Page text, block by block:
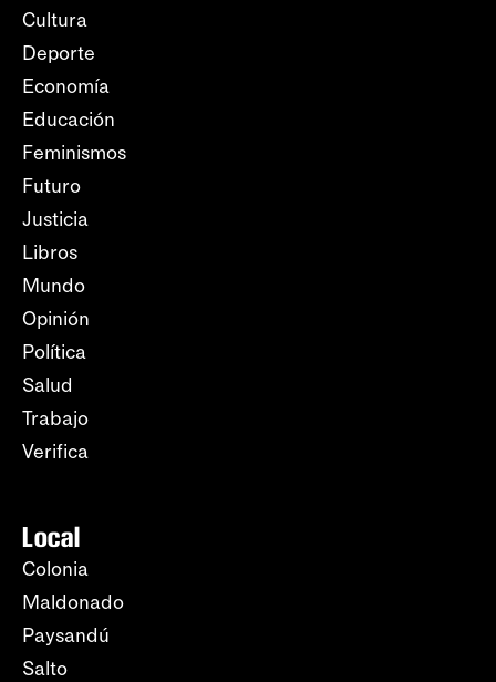
Cultura
Deporte
Economía
Educación
Feminismos
Futuro
Justicia
Libros
Mundo
Opinión
Política
Salud
Trabajo
Verifica
Local
Colonia
Maldonado
Paysandú
Salto